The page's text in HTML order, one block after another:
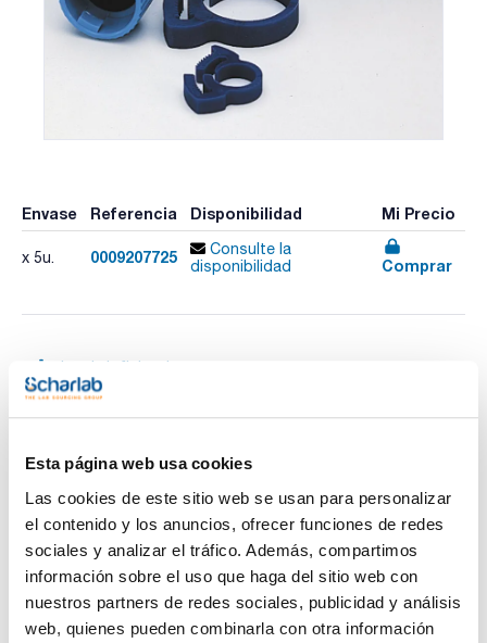
Esta página web usa cookies
Las cookies de este sitio web se usan para personalizar
el contenido y los anuncios, ofrecer funciones de redes
sociales y analizar el tráfico. Además, compartimos
información sobre el uso que haga del sitio web con
nuestros partners de redes sociales, publicidad y análisis
web, quienes pueden combinarla con otra información
Envase Referencia Disponibilidad Mi Precio
x 5u. 0009207725
Consulte la
disponibilidad
Comprar
Imprimir ficha de
producto
Características
Anchura (mm) : 7,5
Pack (u.) : 5
150ºC. Rango de trabajo -30ºC a +120ºC.
Documentación técnica
TDS / Ficha técnica
COA